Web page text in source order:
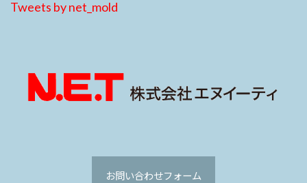
Tweets by net_mold
お問い合わせフォーム